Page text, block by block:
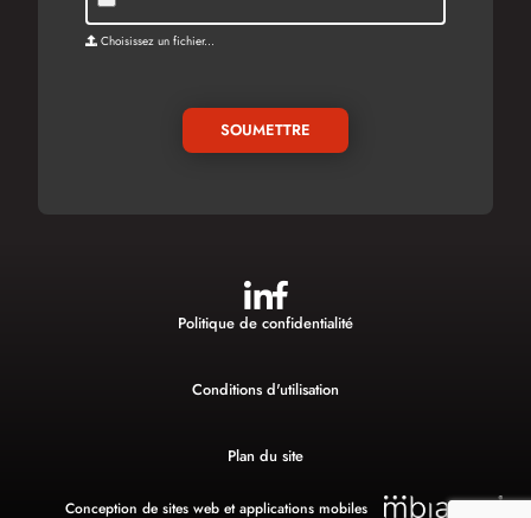
Choisissez un fichier...
SOUMETTRE
Politique de confidentialité
Conditions d'utilisation
Plan du site
Conception de sites web et applications mobiles